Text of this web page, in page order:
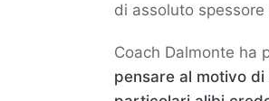
di assoluto
Coach Dalmonte ha
pensare al motivo